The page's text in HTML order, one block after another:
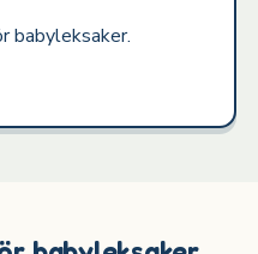
babyleksaker.